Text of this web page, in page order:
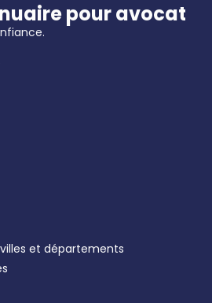
pour avocat
et départements